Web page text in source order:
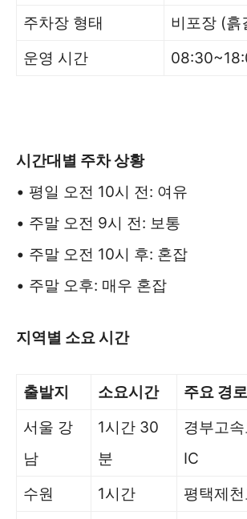
주차장 형태
비포장 (흙
운영 시간
시간대별 주차 상황
• 평일 오전 10시 전: 여유
• 주말 오전 9시 전: 보통
• 주말 오전 10시 후: 혼잡
• 주말 오후: 매우 혼잡
지역별 소요 시간
출발지 소요시간
주요 경로
서울 강
남
1시간 30
분
경부고
IC
수원
1시간 평택제